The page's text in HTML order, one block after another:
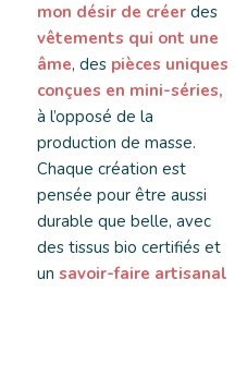
mon désir de créerdes
vêtements qui ont une
âme, des pièces uniques
conçues en mini-séries,
à l’opposé de la
production de masse.
Chaque création est
pensée pour être aussi
durable que belle, avec
des tissus bio certifiés et
un savoir-faire artisanal